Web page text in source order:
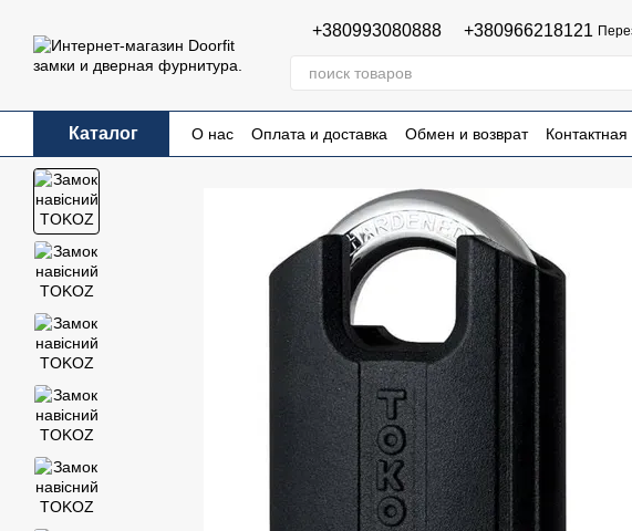
+380993080888 +380966218121
Каталог О нас Оплата и доставка Обмен и возврат
Пользовательское соглашение
Публичная оферта